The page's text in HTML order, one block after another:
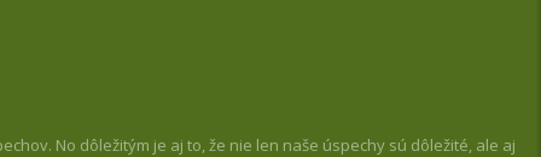
No dôležitým je aj to, že nie len naše úspechy sú dôležité, ale aj